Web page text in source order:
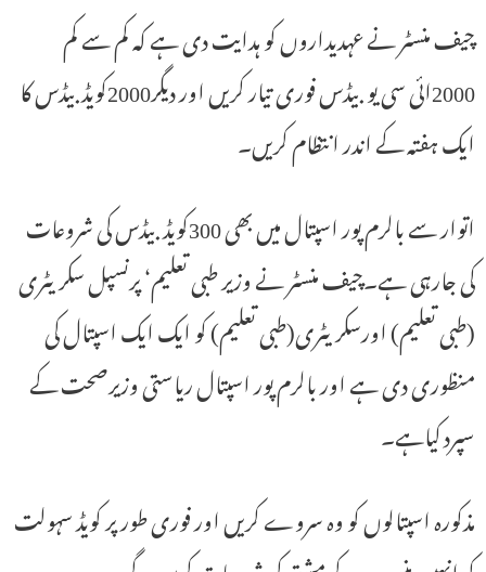
چیف منسٹر نے عہدیداروں کو ہدایت دی ہے کہ کم سے کم
2000ائی سی یو بیڈس فوری تیار کریں اور دیگر2000کویڈبیڈس کا
ایک ہفتہ کے اندر انتظام کریں۔
اتوار سے بالرم پور اسپتال میں بھی 300کویڈ بیڈس کی شروعات
کی جارہی ہے۔چیف منسٹر نے وزیر طبی تعلیم‘ پرنسپل سکریٹری
(طبی تعلیم) اورسکریٹری(طبی تعلیم) کو ایک ایک اسپتال کی
منظوری دی ہے اور بالرم پور اسپتال ریاستی وزیرصحت کے
سپرد کیاہے۔
مذکورہ اسپتالوں کو وہ سروے کریں اور فوری طور پر کویڈ سہولت